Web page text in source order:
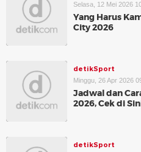
Selasa, 12 Mei 2026
Yang Harus
City 2026
detikSport
Minggu, 26 Apr 2026
Jadwal dan
2026, Cek di
detikSport